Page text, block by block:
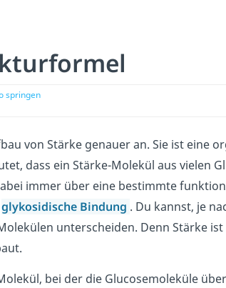
springen
von Stärke genauer an. Sie ist eine
dass ein Stärke-Molekül aus vielen
immer über eine bestimmte
glykosidische Bindung . Du kannst, je
unterscheiden. Denn Stärke ist
bei der die Glucosemoleküle über